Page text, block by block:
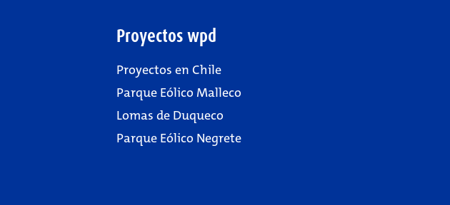
Proyectos wpd
Proyectos en Chile
Parque Eólico Malleco
Lomas de Duqueco
Parque Eólico Negrete